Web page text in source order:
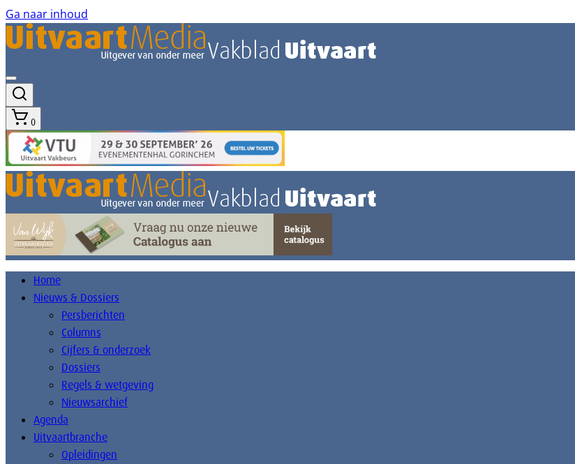
Ga naar inhoud
0
Home
Nieuws & Dossiers
Persberichten
Columns
Cijfers & onderzoek
Dossiers
Regels & wetgeving
Nieuwsarchief
Agenda
Uitvaartbranche
Opleidingen